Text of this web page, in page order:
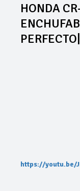
HONDA
https://youtu.be/